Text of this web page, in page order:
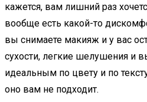
кажется, вам лишний раз
вообще есть какой-то
вы снимаете макияж и у вас
сухости, легкие шелушения и
идеальным по цвету и по
оно вам не подходит.